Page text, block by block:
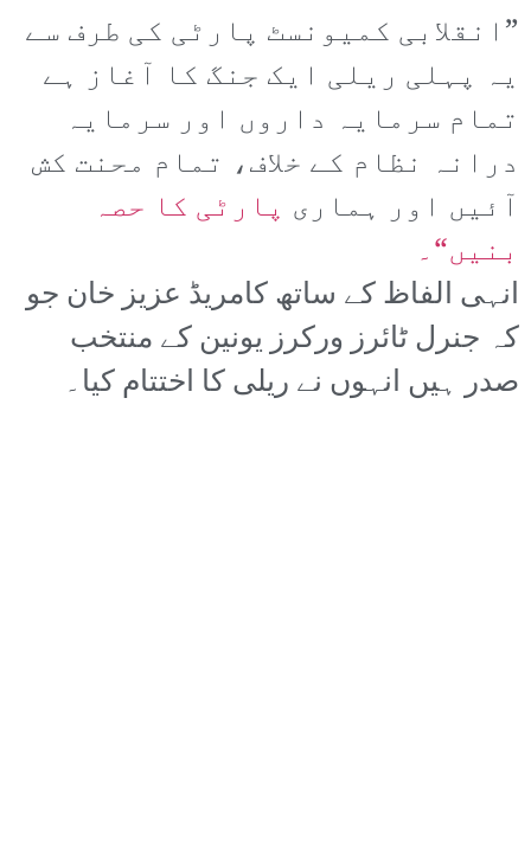
”انقلابی کمیونسٹ پارٹی کی طرف سے
یہ پہلی ریلی ایک جنگ کا آغاز ہے
تمام سرمایہ داروں اور سرمایہ
درانہ نظام کے خلاف، تمام محنت کش
آئیں اور ہماری پارٹی کا حصہ
بنیں“۔
انہی الفاظ کے ساتھ کامریڈ عزیز خان جو
کہ جنرل ٹائرز ورکرز یونین کے منتخب
صدر ہیں انہوں نے ریلی کا اختتام کیا۔